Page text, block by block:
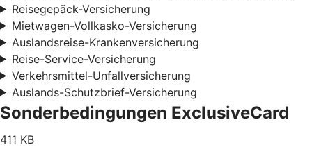
Reisegepäck-Versicherung
Mietwagen-Vollkasko-Versicherung
Auslandsreise-Krankenversicherung
Reise-Service-Versicherung
Verkehrsmittel-Unfallversicherung
Auslands-Schutzbrief-Versicherung
Sonderbedingungen ExclusiveCard
411 KB